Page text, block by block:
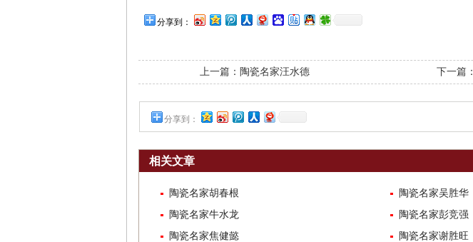
分享到：
上一篇： 陶瓷名家汪水德 下一篇：
分享到：
相关文章
陶瓷名家胡春根
陶瓷名家吴胜华
陶瓷名家牛水龙
陶瓷名家彭竞强
陶瓷名家焦健懿
陶瓷名家谢胜旺